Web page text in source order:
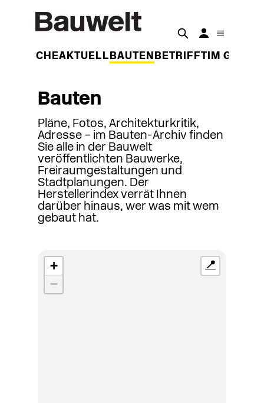
WOCHEAKTUELL BAUTEN BETRIFFT IM
Bauten
Pläne, Fotos, Architekturkritik,
Adresse – im Bauten-Archiv finden
Sie alle in der Bauwelt
veröffentlichten Bauwerke,
Freiraumgestaltungen und
Stadtplanungen. Der
Herstellerindex verrät Ihnen
darüber hinaus, wer was mit wem
gebaut hat.
+
−
📍